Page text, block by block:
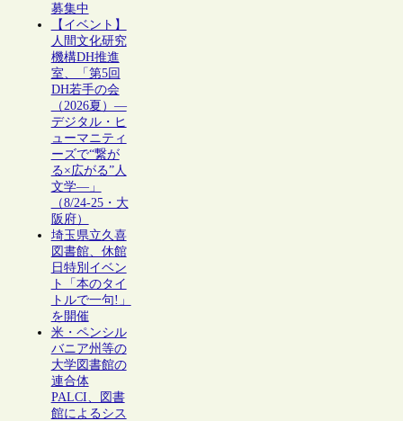
募集中
【イベント】
人間文化研究
機構DH推進
室、「第5回
DH若手の会
（2026夏）―
デジタル・ヒ
ューマニティ
ーズで“繋が
る×広がる”人
文学―」
（8/24-25・大
阪府）
埼玉県立久喜
図書館、休館
日特別イベン
ト「本のタイ
トルで一句!」
を開催
米・ペンシル
バニア州等の
大学図書館の
連合体
PALCI、図書
館によるシス